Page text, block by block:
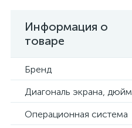
Информация о
товаре
Бренд
Диагональ экрана, дюйм
Операционная система